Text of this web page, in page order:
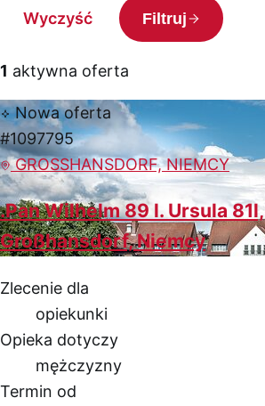
Wyczyść
Filtruj
1 aktywna oferta
Nowa oferta
#1097795
GROSSHANSDORF, NIEMCY
.Pan Wilhelm 89 l. Ursula 81l,
Großhansdorf, Niemcy
Zlecenie dla
opiekunki
Opieka dotyczy
mężczyzny
Termin od